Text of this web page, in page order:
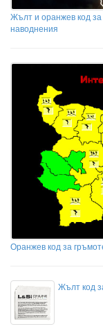
Жълт и оранжев код за
наводнения
Оранжев код за
Жълт код